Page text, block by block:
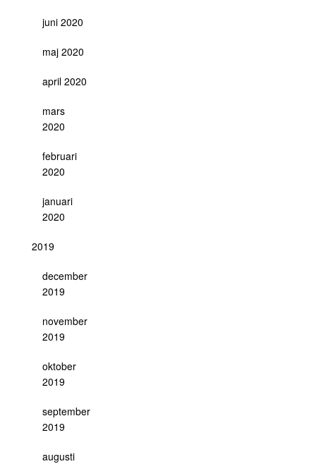
juni 2020
maj 2020
april 2020
mars
2020
februari
2020
januari
2020
2019
december
2019
november
2019
oktober
2019
september
2019
augusti